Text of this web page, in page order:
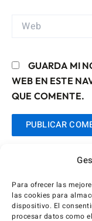
Para ofrecer las
las cookies para
dispositivo. El
procesar datos como
WEB
GUARDA MI
WEB EN ESTE
QUE COMENTE.